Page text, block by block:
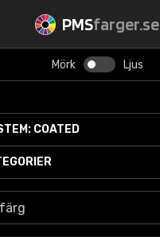
PMSfarger.se
Mörk Ljus
COATED